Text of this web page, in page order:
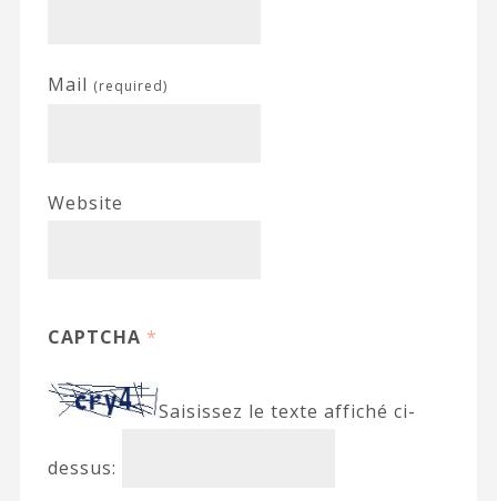
Mail (required)
Website
CAPTCHA *
Saisissez le texte affiché ci-
dessus: